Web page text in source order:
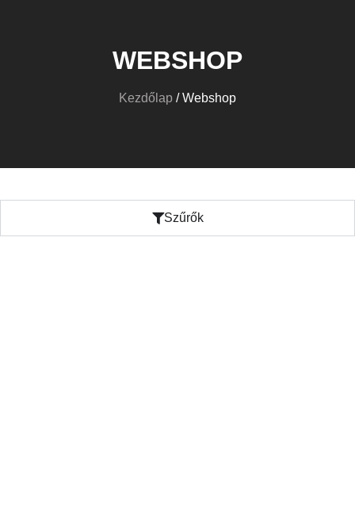
WEBSHOP
Kezdőlap / Webshop
Szűrők